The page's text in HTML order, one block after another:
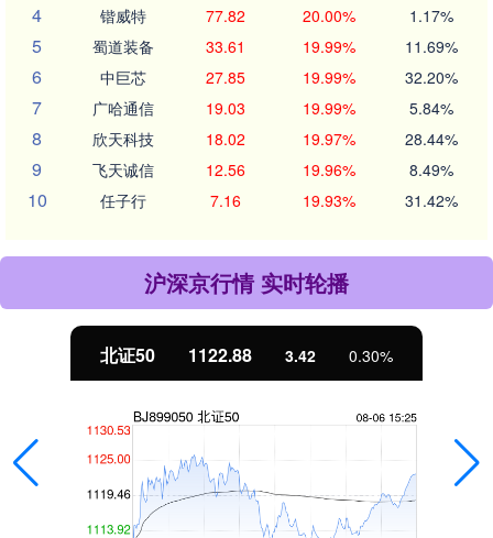
4 锴威特 77.82 20.00% 1.17%
5 蜀道装备 33.61 19.99% 11.69%
6 中巨芯 27.85 19.99% 32.20%
7 广哈通信 19.03 19.99% 5.84%
8 欣天科技 18.02 19.97% 28.44%
9 飞天诚信 12.56 19.96% 8.49%
10 任子行 7.16 19.93% 31.42%
沪深京行情 实时轮播
北证50 1122.88 3.42 0.30%